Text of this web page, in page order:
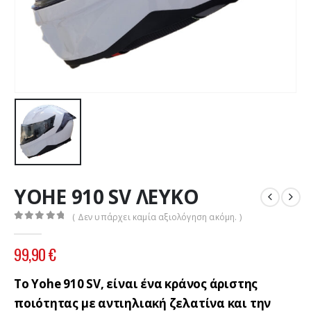
YOHE 910 SV ΛΕΥΚΟ
( Δεν υπάρχει καμία αξιολόγηση ακόμη. )
99,90€
Το Yohe 910 SV, είναι ένα κράνος άριστης
ποιότητας με αντιηλιακή ζελατίνα και την